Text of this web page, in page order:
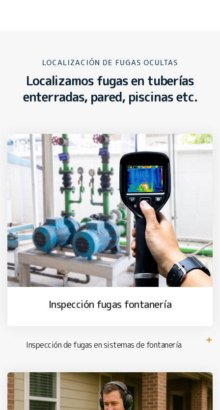
LOCALIZACIÓN DE FUGAS OCULTAS
Localizamos fugas en tuberías
enterradas, pared, piscinas etc.
Inspección fugas fontanería
Inspección de fugas en sistemas de fontanería